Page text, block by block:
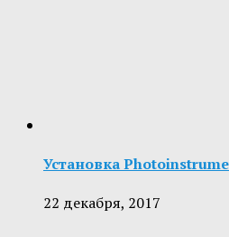
Установка
22 декабря, 2017